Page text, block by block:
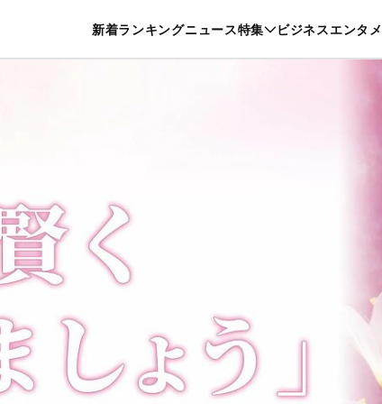
新着ランキングニュース特集 ビジネスエンタメ
暮らし スポーツ ヘルスケア 美容 グルメ